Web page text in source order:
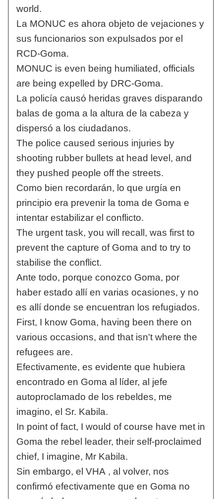
world.
La MONUC es ahora objeto de vejaciones y
sus funcionarios son expulsados por el
RCD-Goma.
MONUC is even being humiliated, officials
are being expelled by DRC-Goma.
La policía causó heridas graves disparando
balas de goma a la altura de la cabeza y
dispersó a los ciudadanos.
The police caused serious injuries by
shooting rubber bullets at head level, and
they pushed people off the streets.
Como bien recordarán, lo que urgía en
principio era prevenir la toma de Goma e
intentar estabilizar el conflicto.
The urgent task, you will recall, was first to
prevent the capture of Goma and to try to
stabilise the conflict.
Ante todo, porque conozco Goma, por
haber estado allí en varias ocasiones, y no
es allí donde se encuentran los refugiados.
First, I know Goma, having been there on
various occasions, and that isn't where the
refugees are.
Efectivamente, es evidente que hubiera
encontrado en Goma al líder, al jefe
autoproclamado de los rebeldes, me
imagino, el Sr. Kabila.
In point of fact, I would of course have met in
Goma the rebel leader, their self-proclaimed
chief, I imagine, Mr Kabila.
Sin embargo, el VHA , al volver, nos
confirmó efectivamente que en Goma no